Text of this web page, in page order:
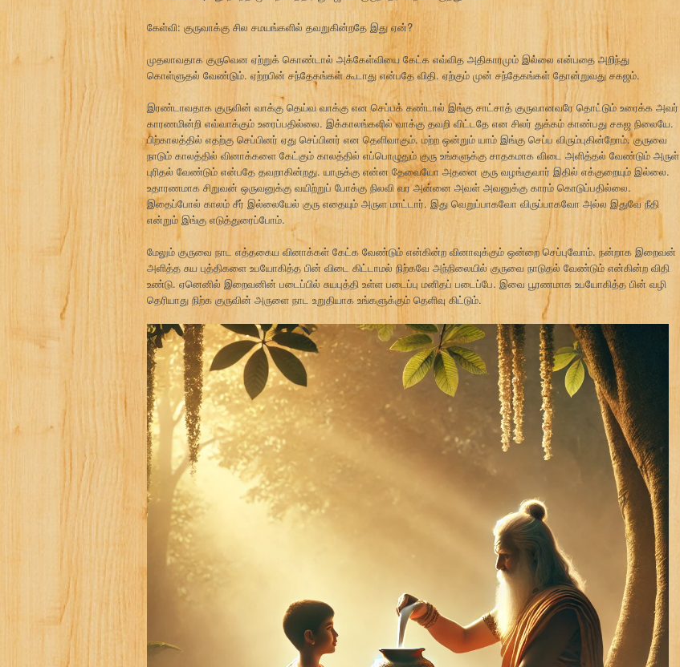
கேள்வி: குருவாக்கு சில சமயங்களில் தவறுகின்றதே இது ஏன்?
முதலாவதாக குருவென ஏற்றுக் கொண்டால் அக்கேள்வியை கேட்க எவ்வித அதிகாரமும் இல்லை என்பதை அறிந்து
கொள்ளுதல் வேண்டும். ஏற்றபின் சந்தேகங்கள் கூடாது என்பதே விதி. ஏற்கும் முன் சந்தேகங்கள் தோன்றுவது சகஜம்.
இரண்டாவதாக குருவின் வாக்கு தெய்வ வாக்கு என செப்பக் கண்டால் இங்கு சாட்சாத் குருவானவரே தொட்டும் உரைக்க அவர்
காரணமின்றி எவ்வாக்கும் உரைப்பதில்லை. இக்காலங்களில் வாக்கு தவறி விட்டதே என சிலர் துக்கம் காண்பது சகஜ நிலையே.
பிற்காலத்தில் எதற்கு செப்பினர் ஏது செப்பினர் என தெளிவாகும். மற்ற ஒன்றும் யாம் இங்கு செப்ப விரும்புகின்றோம். குருவை
நாடும் காலத்தில் வினாக்களை கேட்கும் காலத்தில் எப்பொழுதும் குரு உங்களுக்கு சாதகமாக விடை அளித்தல் வேண்டும் அருள்
புரிதல் வேண்டும் என்பதே தவறாகின்றது. யாருக்கு என்ன தேவையோ அதனை குரு வழங்குவார் இதில் எக்குறையும் இல்லை.
உதாரணமாக சிறுவன் ஒருவனுக்கு வயிற்றுப் போக்கு நிலவி வர அன்னை அவள் அவனுக்கு காரம் கொடுப்பதில்லை.
இதைப்போல் காலம் சீர் இல்லையேல் குரு எதையும் அருள மாட்டார். இது வெறுப்பாகவோ விருப்பாகவோ அல்ல இதுவே நீதி
என்றும் இங்கு எடுத்துரைப்போம்.
மேலும் குருவை நாட எத்தகைய வினாக்கள் கேட்க வேண்டும் என்கின்ற வினாவுக்கும் ஒன்றை செப்புவோம். நன்றாக இறைவன்
அளித்த சுய புத்திகளை உபயோகித்த பின் விடை கிட்டாமல் நிற்கவே அந்நிலையில் குருவை நாடுதல் வேண்டும் என்கின்ற விதி
உண்டு. ஏனெனில் இறைவனின் படைப்பில் சுயபுத்தி உள்ள படைப்பு மனிதப் படைப்பே. இவை பூரணமாக உபயோகித்த பின் வழி
தெரியாது நிற்க குருவின் அருளை நாட உறுதியாக உங்களுக்கும் தெளிவு கிட்டும்.